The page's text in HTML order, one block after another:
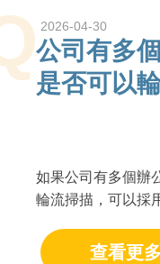
2026-04-30
公司有多
是否可以
如果公司有多個辦
輪流掃描，可以採
查看更多